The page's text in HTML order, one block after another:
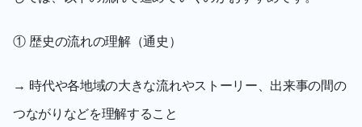
① 歴史の流れの理解（通史）
→ 時代や各地域の大きな流れやストーリー、出来事の間の
つながりなどを理解すること